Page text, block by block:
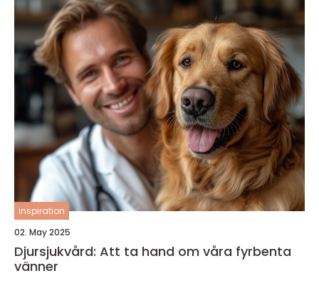
inspiration
02. May 2025
Djursjukvård: Att ta hand om våra fyrbenta
vänner